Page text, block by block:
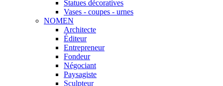
Statues décoratives
Vases - coupes - urnes
NOMEN
Architecte
Éditeur
Entrepreneur
Fondeur
Négociant
Paysagiste
Sculpteur